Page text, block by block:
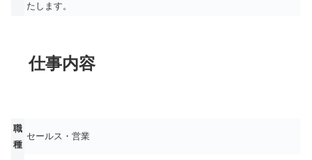
たします。
仕事内容
職
種
セールス・営業